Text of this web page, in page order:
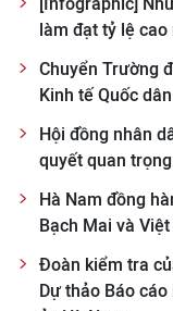
làm đạt tỷ lệ
Chuyển Trường
Kinh tế Quốc dân
Hội đồng nhân
quyết quan
Hà Nam đồng
Bạch Mai và
Đoàn kiểm tra
Dự thảo Báo